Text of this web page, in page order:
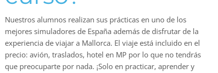
Nuestros alumnos realizan sus prácticas en uno de los
mejores simuladores de España además de disfrutar de la
experiencia de viajar a Mallorca. El viaje está incluido en el
precio: avión, traslados, hotel en MP por lo que no tendrás
que preocuparte por nada. ¡Solo en practicar, aprender y